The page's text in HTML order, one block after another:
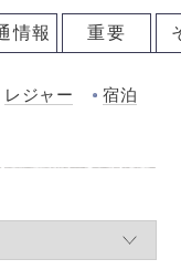
情報 重要
レジャー 宿泊